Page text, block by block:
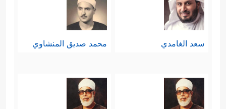
سعد الغامدي محمد صديق المنشاوي